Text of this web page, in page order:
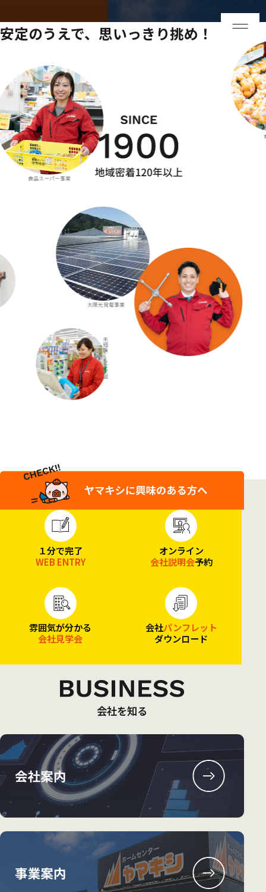
安定のうえで、思いっきり挑め！
スーパー事業
太陽光発電事業
未経験でも大歓迎
１分で完了
WEB ENTRY
オンライン
会社説明会予約
雰囲気が分かる
会社見学会
会社パンフレット
ダウンロード
会社を知る